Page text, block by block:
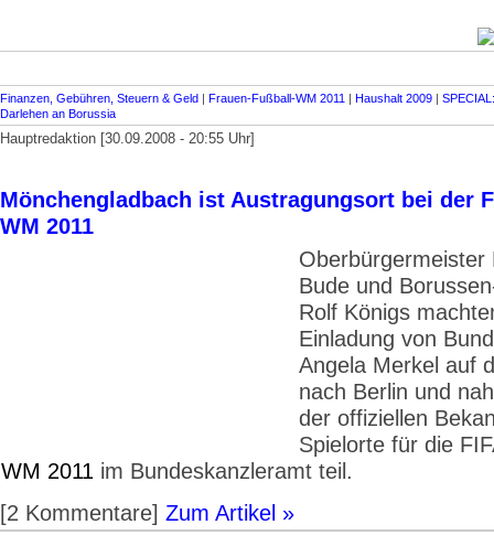
Finanzen, Gebühren, Steuern & Geld | Frauen-Fußball-WM 2011 | Haushalt 2009 |
Darlehen an Borussia
Hauptredaktion [30.09.2008 - 20:55 Uhr]
Mönchengladbach ist Austragungsort bei der
WM 2011
Oberbürgermeister
Bude und
Rolf Königs
Einladung von
Angela Merkel auf
nach Berlin und
der offiziellen
Spielorte für die
WM 2011 im Bundeskanzleramt teil.
[2 Kommentare] Zum Artikel »